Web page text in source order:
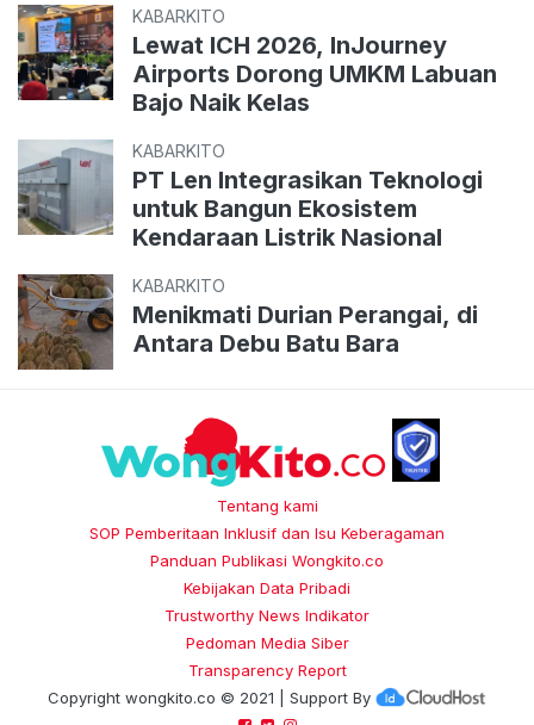
KABARKITO
Lewat ICH 2026, InJourney
Airports Dorong UMKM Labuan
Bajo Naik Kelas
KABARKITO
PT Len Integrasikan Teknologi
untuk Bangun Ekosistem
Kendaraan Listrik Nasional
KABARKITO
Menikmati Durian Perangai, di
Antara Debu Batu Bara
Tentang kami
SOP Pemberitaan Inklusif dan Isu Keberagaman
Panduan Publikasi Wongkito.co
Kebijakan Data Pribadi
Trustworthy News Indikator
Pedoman Media Siber
Transparency Report
Copyright wongkito.co © 2021 | Support By